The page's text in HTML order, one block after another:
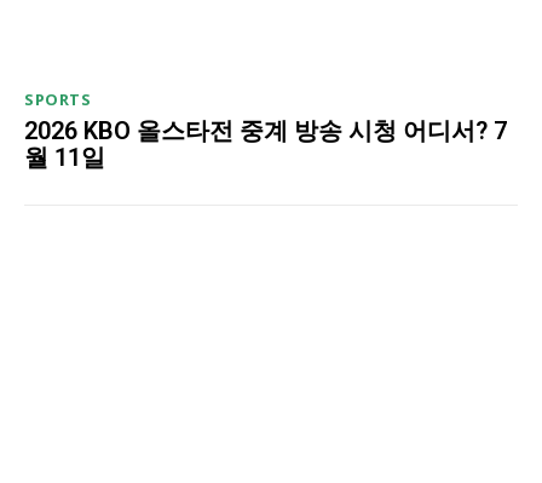
SPORTS
2026 KBO 올스타전 중계 방송 시청 어디서? 7
월 11일